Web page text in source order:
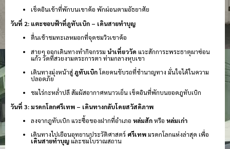
เช็คอินเข้าที่พักบนเขาค้อ พักผ่อนตามอัธยาศัย
วันที่ 2: แตะขอบฟ้าที่ภูทับเบิก – เดินสายทำบุญ
ตื่นเช้าชมทะเลหมอกที่จุดชมวิวเขาค้อ
สายๆ ออกเดินทางทำกิจกรรม นำเที่ยววัด แวะสักการะพระธาตุผาซ่อน
แก้ว วัดที่สวยงามตระการตา ท่ามกลางหุบเขา
เดินทางมุ่งหน้าสู่ ภูทับเบิกโดยคนขับรถที่ชำนาญทาง มั่นใจได้ในความ
ปลอดภัย
ชมไร่กะหล่ำปลี สัมผัสอากาศหนาวเย็น เช็คอินที่พักบนยอดภูทับเบิก
วันที่ 3: มรดกโลกศรีเทพ – เดินทางกลับโดยสวัสดิภาพ
ลงจากภูทับเบิก แวะซื้อของฝากที่อำเภอ หล่มสักหรือ หล่มเก่า
เดินทางไปเยือนอุทยานประวัติศาสตร์ ศรีเทพมรดกโลกแห่งล่าสุด เพื่อ
เดินสายทำบุญและชมโบราณสถาน